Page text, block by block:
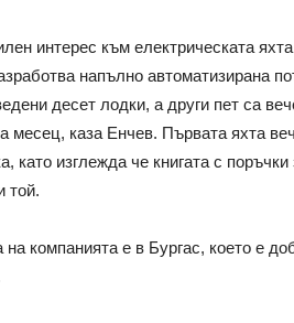
интерес към електрическата
напълно автоматизирана
десет лодки, а други пет са
месец, каза Енчев. Първата яхта
като изглежда че книгата с
той.
на компанията е в Бургас, което е